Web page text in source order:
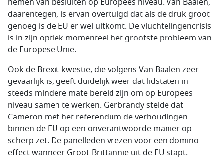
nemen van besluiten op Europees niveau. Van Baalen,
daarentegen, is ervan overtuigd dat als de druk groot
genoeg is de EU er wel uitkomt. De vluchtelingencrisis
is in zijn optiek momenteel het grootste probleem van
de Europese Unie.
Ook de Brexit-kwestie, die volgens Van Baalen zeer
gevaarlijk is, geeft duidelijk weer dat lidstaten in
steeds mindere mate bereid zijn om op Europees
niveau samen te werken. Gerbrandy stelde dat
Cameron met het referendum de verhoudingen
binnen de EU op een onverantwoorde manier op
scherp zet. De panelleden vrezen voor een domino-
effect wanneer Groot-Brittannië uit de EU stapt.